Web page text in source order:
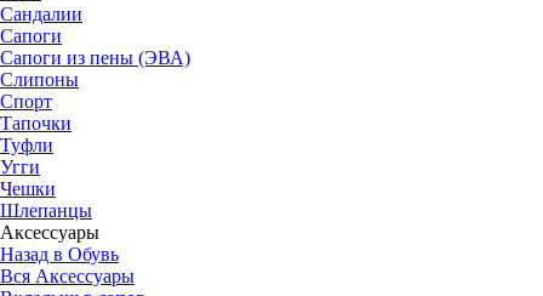
Сандалии
Сапоги
Сапоги из пены (ЭВА)
Слипоны
Спорт
Тапочки
Туфли
Угги
Чешки
Шлепанцы
Аксессуары
Назад в Обувь
Вся Аксессуары